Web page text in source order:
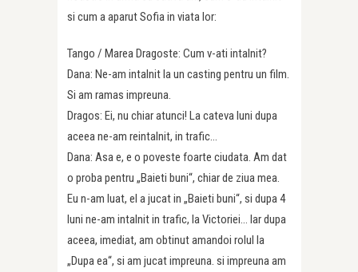
si cum a aparut Sofia in viata lor:
Tango / Marea Dragoste: Cum v-ati intalnit?
Dana: Ne-am intalnit la un casting pentru un film.
Si am ramas impreuna.
Dragos: Ei, nu chiar atunci! La cateva luni dupa
aceea ne-am reintalnit, in trafic…
Dana: Asa e, e o poveste foarte ciudata. Am dat
o proba pentru „Baieti buni“, chiar de ziua mea.
Eu n-am luat, el a jucat in „Baieti buni“, si dupa 4
luni ne-am intalnit in trafic, la Victoriei… Iar dupa
aceea, imediat, am obtinut amandoi rolul la
„Dupa ea“, si am jucat impreuna. si impreuna am